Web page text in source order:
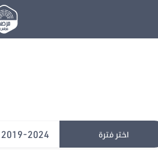
اختر فترة 2019-2024